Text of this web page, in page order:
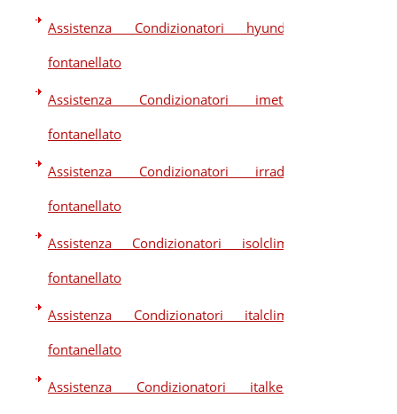
Assistenza Condizionatori hyundai
fontanellato
Assistenza Condizionatori imetec
fontanellato
Assistenza Condizionatori irradio
fontanellato
Assistenza Condizionatori isolclima
fontanellato
Assistenza Condizionatori italclima
fontanellato
Assistenza Condizionatori italkero